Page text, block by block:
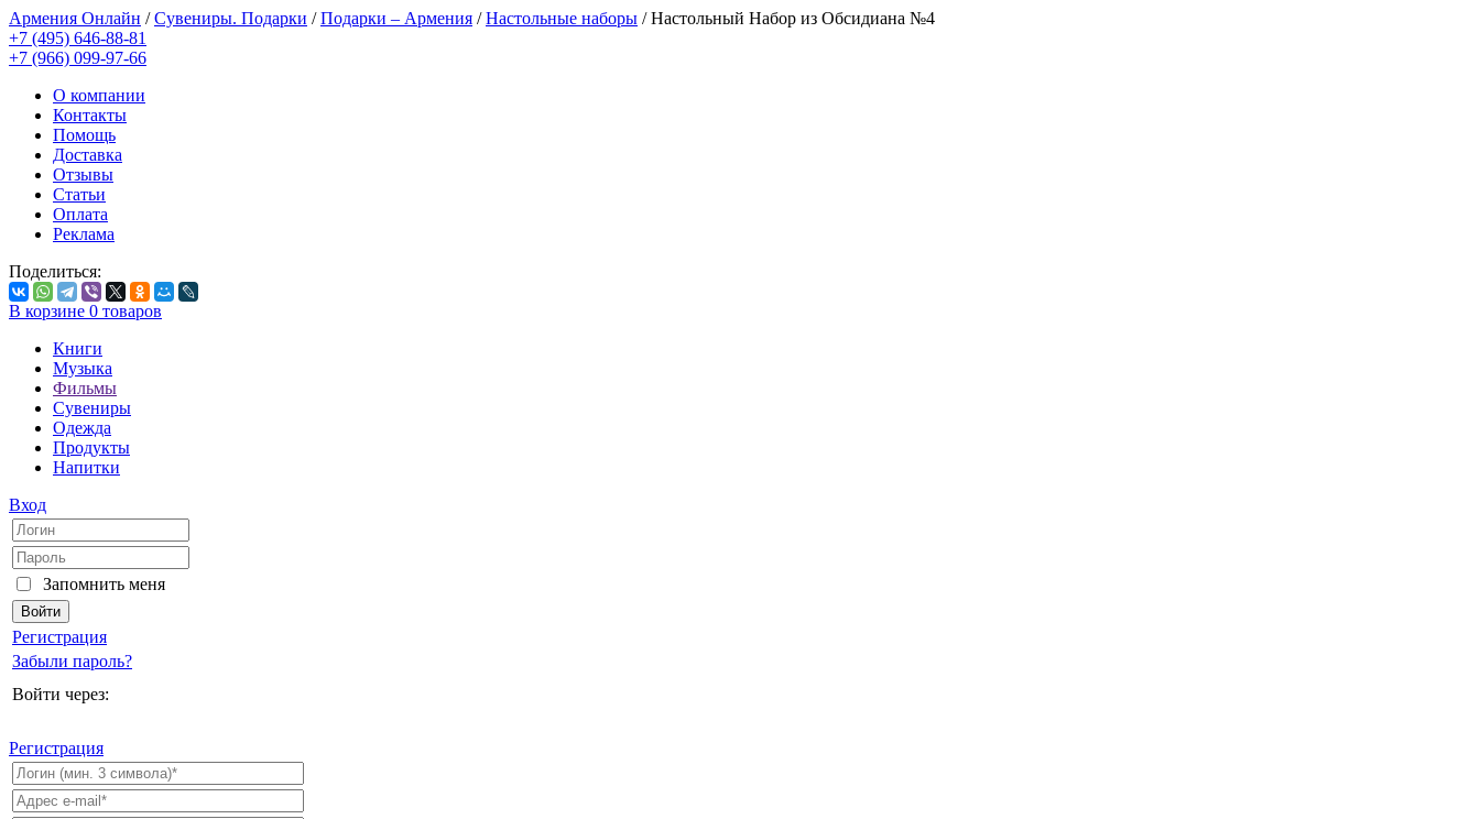
Армения Онлайн /Сувениры. Подарки /Подарки – Армения /Настольные наборы /Настольный Набор из Обсидиана №4
+7 (495) 646-88-81
+7 (966) 099-97-66
О компании
Контакты
Помощь
Доставка
Отзывы
Статьи
Оплата
Реклама
Поделиться:
В корзине 0 товаров
Книги
Музыка
Фильмы
Сувениры
Одежда
Продукты
Напитки
Вход
Запомнить меня
Регистрация
Забыли пароль?
Войти через:
Регистрация